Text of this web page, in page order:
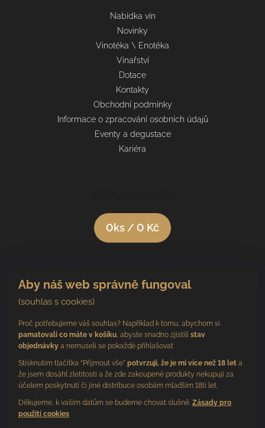
Aby náš web správně fungoval
(souhlas s cookies)
Proč potřebujeme váš souhlas? Například k tomu, abychom si
pamatovali co máte v košíku, abyste snadno zjistilistav
objednávky a nemuseli se pokaždé přihlašovat
Stísknutím tlačítka “Přijmout vše”potvrzuji, že je mi více než 18 let a
že jsem dosáhl zletitosti a že zde zakoupené produkty nekupuji za
účelem poskytnutí či jiné distribuce osobám mladším 18ti let.
Děkujeme, k vašim datům se budeme chovat slušně.Zásady pro
použití cookies
Nabídka vín
Novinky
Vinotéka \ Enotéka
Vinařství
Dotace
Kontakty
Obchodní podmínky
Informace o zpracování osobních údajů
Eventy a degustace
Kariéra
0ks /0 Kč